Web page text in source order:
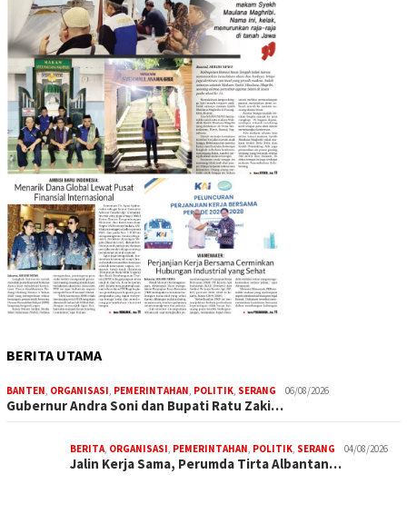
BERITA UTAMA
BANTEN ORGANISASI PEMERINTAHAN POLITIK SERANG 06/08/2026
Gubernur Andra Soni dan Bupati Ratu Zaki…
BERITA ORGANISASI PEMERINTAHAN POLITIK SERANG 04/08/2026
Jalin Kerja Sama, Perumda Tirta Albantan…